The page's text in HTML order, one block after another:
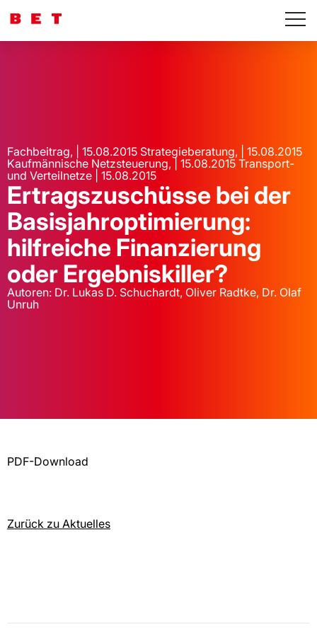
Fachbeitrag, | 15.08.2015 Strategieberatung, | 15.08.2015
Kaufmännische Netzsteuerung, | 15.08.2015 Transport-
und Verteilnetze | 15.08.2015
Ertragszuschüsse bei der
Basisjahroptimierung:
hilfreiche Finanzierung
oder Ergebniskiller?
Autoren: Dr. Lukas D. Schuchardt, Oliver Radtke, Dr. Olaf
Unruh
PDF-Download
Zurück zu Aktuelles